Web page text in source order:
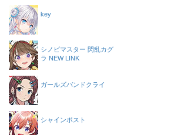
key
シノビマスター 閃乱カグ
ラ NEW LINK
ガールズバンドクライ
シャインポスト